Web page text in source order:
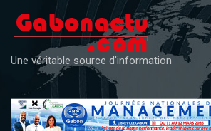
content
Une véritable source d'information